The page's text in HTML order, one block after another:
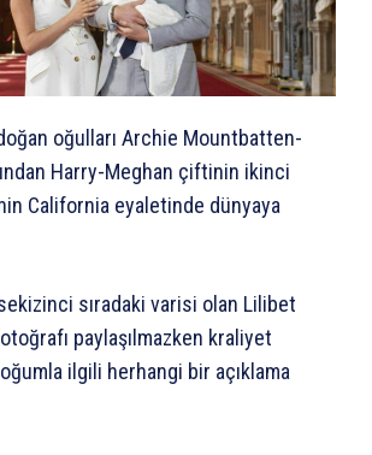
oğulları Archie Mountbatten-
Harry-Meghan çiftinin ikinci
California eyaletinde dünyaya
sıradaki varisi olan Lilibet
paylaşılmazken kraliyet
ilgili herhangi bir açıklama